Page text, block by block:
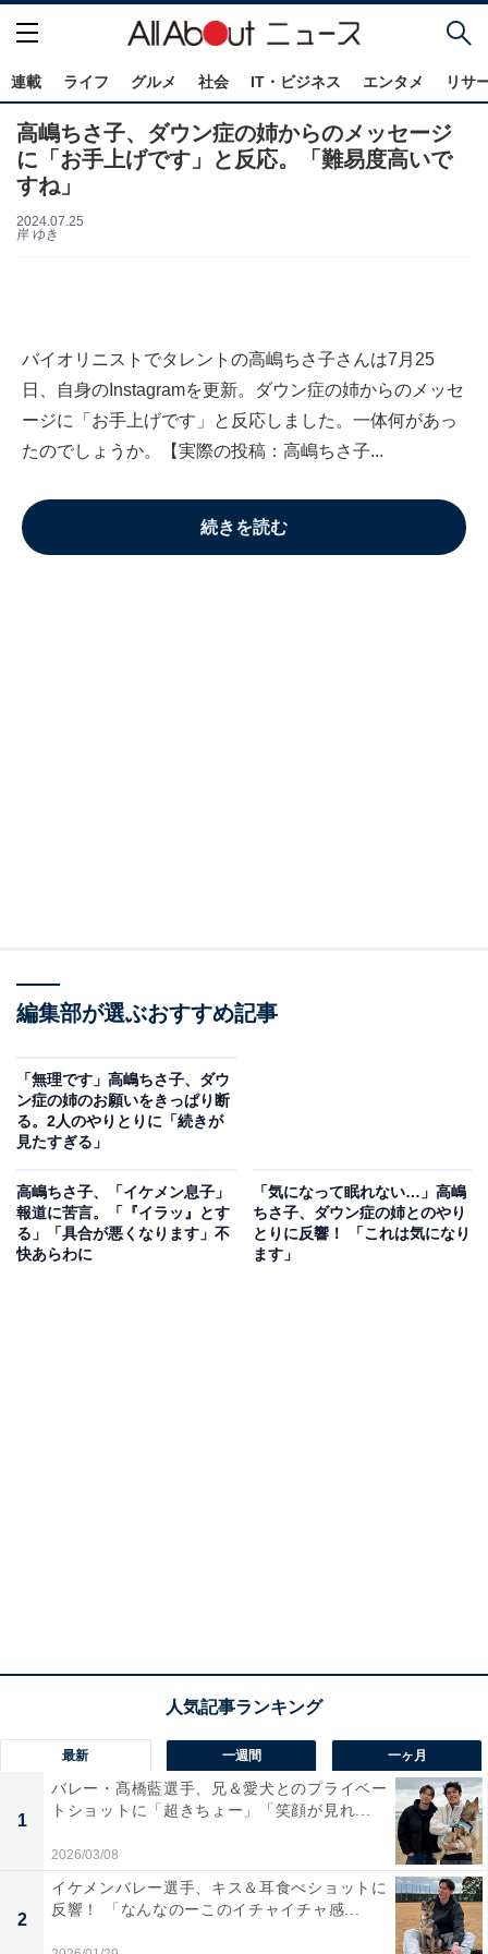
連載 ライフ グルメ 社会 IT・ビジネス エンタメ リサ
高嶋ちさ子、ダウン症の姉からのメッセージ
に「お手上げです」と反応。「難易度高いで
すね」
2024.07.25
岸 ゆき
バイオリニストでタレントの高嶋ちさ子さんは7月25
日、自身のInstagramを更新。ダウン症の姉からのメッセ
ージに「お手上げです」と反応しました。一体何があっ
たのでしょうか。【実際の投稿：高嶋ちさ子...
続きを読む
編集部が選ぶおすすめ記事
「無理です」高嶋ちさ子、ダウ
ン症の姉のお願いをきっぱり断
る。2人のやりとりに「続きが
見たすぎる」
高嶋ちさ子、「イケメン息子」
報道に苦言。「『イラッ』とす
る」「具合が悪くなります」不
快あらわに
「気になって眠れない…」高嶋
ちさ子、ダウン症の姉とのやり
とりに反響！ 「これは気になり
ます」
最新 一週間 一ヶ月
1
バレー・髙橋藍選手、兄＆愛犬とのプライベー
トショットに「超きちょー」「笑顔が見れ...
2026/03/08
2
イケメンバレー選手、キス＆耳食べショットに
反響！ 「なんなのーこのイチャイチャ感...